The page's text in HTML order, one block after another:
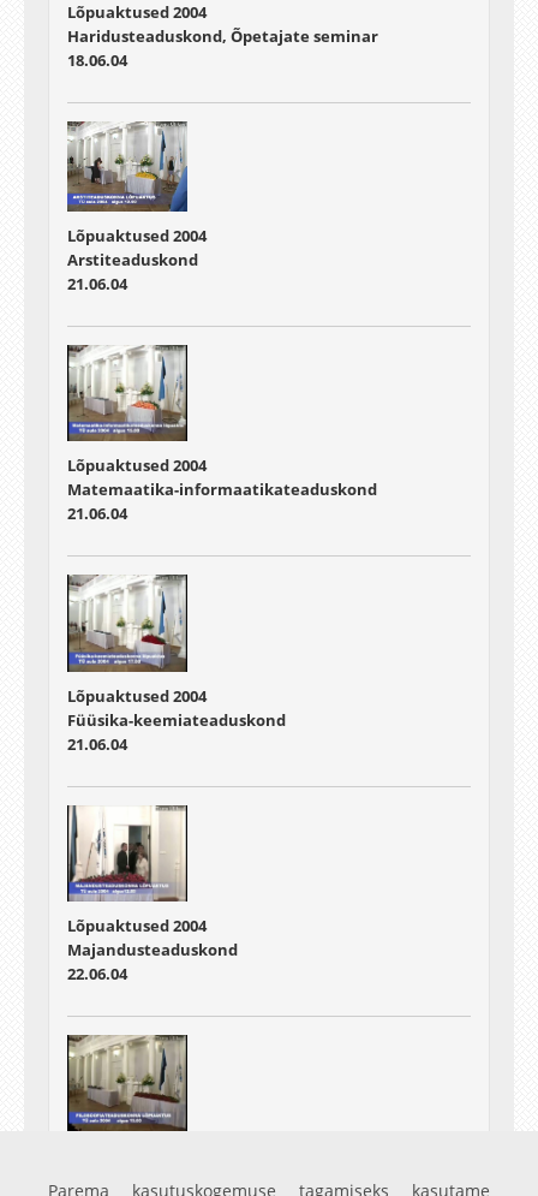
Lõpuaktused 2004
Haridusteaduskond, Õpetajate seminar
18.06.04
Lõpuaktused 2004
Arstiteaduskond
21.06.04
Lõpuaktused 2004
Matemaatika-informaatikateaduskond
21.06.04
Lõpuaktused 2004
Füüsika-keemiateaduskond
21.06.04
Lõpuaktused 2004
Majandusteaduskond
22.06.04
Filosoofiateaduskond
Parema kasutuskogemuse tagamiseks kasutame